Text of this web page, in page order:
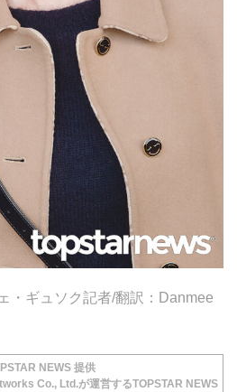
・ギュソク記者/翻訳：Danmee
NEWS 提供
Co., Ltd.が運営するTOPSTAR NEWS